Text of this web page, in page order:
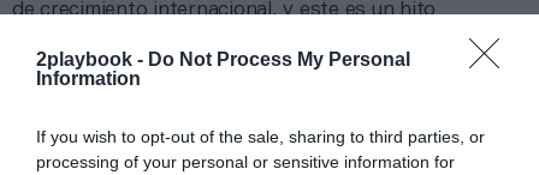
2playbook - Do Not Process My Personal
Information
If you wish to opt-out of the sale, sharing to third parties, or
processing of your personal or sensitive information for
de crecimiento internacional, y este es un hito
momento importante en la evolución de Allwyn, ya que
transformamos el conocimiento de